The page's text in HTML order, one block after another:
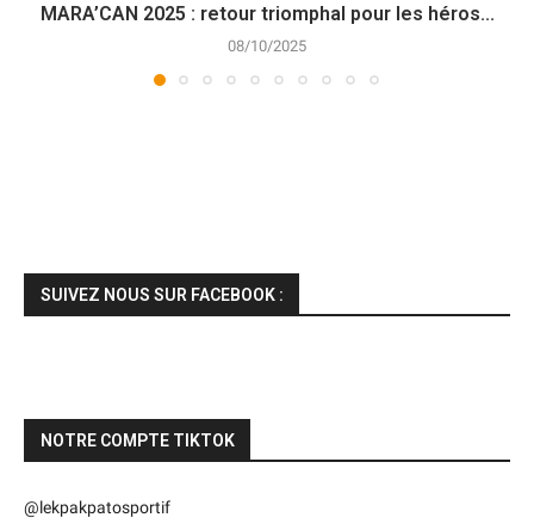
MARA’CAN 2025 : retour triomphal pour les héros...
08/10/2025
SUIVEZ NOUS SUR FACEBOOK :
NOTRE COMPTE TIKTOK
@lekpakpatosportif